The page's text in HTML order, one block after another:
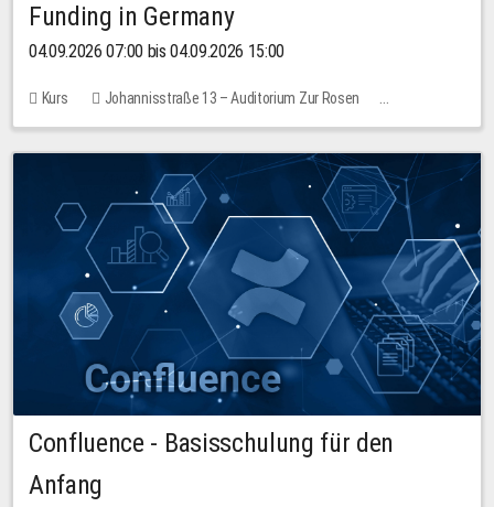
Funding in Germany
04.09.2026 07:00 bis 04.09.2026 15:00
Kurs
Johannisstraße 13 – Auditorium Zur Rosen
Keine freien Plätze
Confluence - Basisschulung für den
Anfang